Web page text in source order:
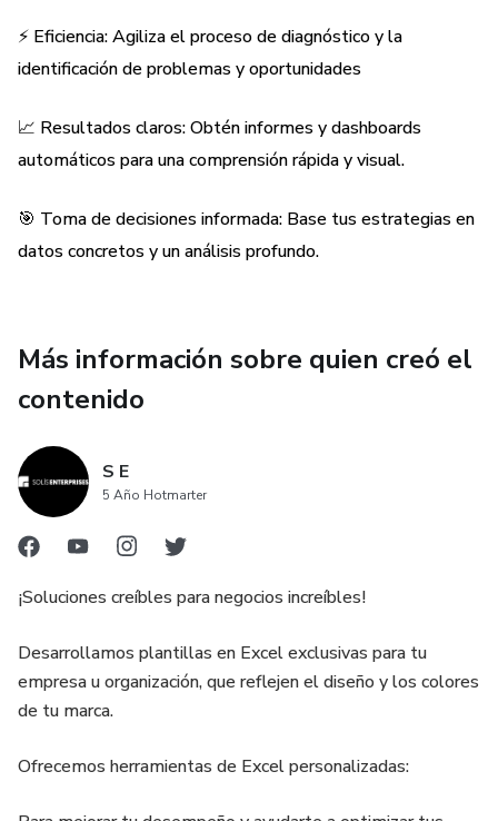
claro de su importancia y facilidad de ejecución.
priorización de oportunidades, control de planes de acción y
resúmenes generales.
- Dashboards dinámicos: Visualiza el análisis de gráficos e
indicadores clave para facilitar la toma de decisiones
en que analizas y gestionas tu negocio! Una vez confirmada
descarga inmediata, permitiéndote empezar tu diagnóstico
⚡ Eficiencia: Agiliza el proceso de diagnóstico y la
identificación de problemas y oportunidades
📈 Resultados claros: Obtén informes y dashboards
automáticos para una comprensión rápida y visual.
🎯 Toma de decisiones informada: Base tus estrategias en
datos concretos y un análisis profundo.
Más información sobre quien creó el
contenido
S E
5 Año Hotmarter
¡Soluciones creíbles para negocios increíbles!
Desarrollamos plantillas en Excel exclusivas para tu
empresa u organización, que reflejen el diseño y los colores
de tu marca.
Ofrecemos herramientas de Excel personalizadas: